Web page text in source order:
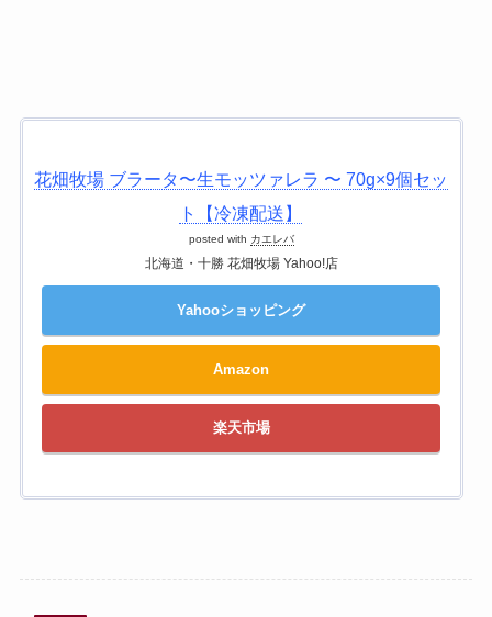
花畑牧場 ブラータ〜生モッツァレラ 〜 70g×9個セッ
ト【冷凍配送】
posted with カエレバ
北海道・十勝 花畑牧場 Yahoo!店
Yahooショッピング
Amazon
楽天市場